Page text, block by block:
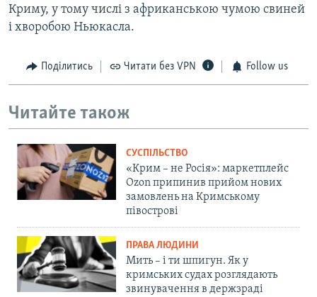
Криму, у тому числі з африканською чумою свиней
і хворобою Ньюкасла.
Поділитись Читати без VPN Follow us
Читайте також
СУСПІЛЬСТВО
«Крим – не Росія»: маркетплейс
Ozon припинив прийом нових
замовлень на Кримському
півострові
ПРАВА ЛЮДИНИ
Мить – і ти шпигун. Як у
кримських судах розглядають
звинувачення в держзраді